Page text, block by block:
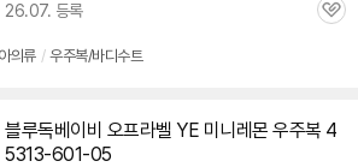
26.07. 등록
관
의류 / 우주복/바디수트
블루독베이비 오프라벨 YE 미니레몬 우주복 4
5313-601-05